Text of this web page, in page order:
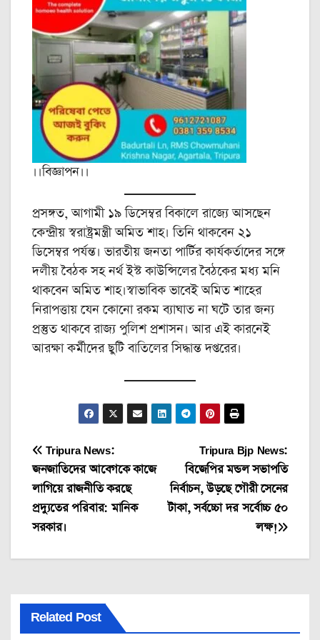
।।বিজ্ঞাপন।।
প্রসঙ্গত, আগামী ১৯ ডিসেম্বর বিকালে রাজ্যে আসছেন
কেন্দ্রীয় স্বরাষ্ট্রমন্ত্রী অমিত শাহ। তিনি থাকবেন ২১
ডিসেম্বর পর্যন্ত। ভারতীয় জনতা পার্টির কার্যকর্তাদের সঙ্গে
দলীয় বৈঠক সহ নর্থ ইস্ট কাউন্সিলের বৈঠকের মধ্য মনি
থাকবেন অমিত শাহ।স্বাভাবিক ভাবেই অমিত শাহের
নিরাপত্তায় যেন কোনো রকম ব্যাঘাত না ঘটে তার জন্য
প্রস্তুত থাকবে রাজ্য পুলিশ প্রশাসন। আর এই কারনেই
আরক্ষা কর্মীদের ছুটি বাতিলের সিদ্ধান্ত দপ্তরের।
Post
navigation
Tripura Bjp News:
বিজেপির মন্ডল সভাপতি
নির্বাচন, উড়ছে গৌরী সেনের
টাকা, সর্বচ্চো দর সর্বোচ্চ ৫০
লক্ষ!
Tripura News:
জনজাতিদের আবেগকে কাজে
লাগিয়ে রাজনীতি করছে
প্রদ্যুতের পরিবার: মানিক
সরকার।
Related Post